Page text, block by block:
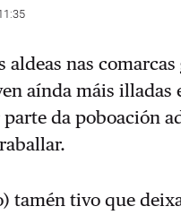
nas comarcas
aínda máis illadas
da poboación
tamén tivo que